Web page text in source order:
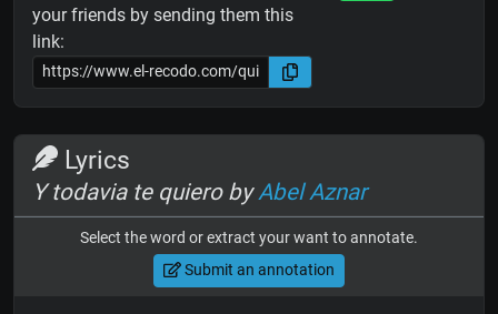
your friends by sending them this
link:
Lyrics
Y todavia te quiero byAbel Aznar
Select the word or extract your want to annotate.
Submit an annotation